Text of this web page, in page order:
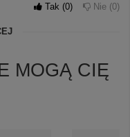
Tak 0 Nie 0
MOGĄ CIĘ